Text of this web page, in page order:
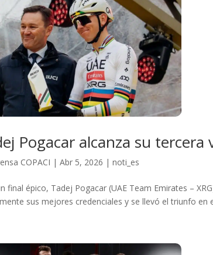
Pogacar alcanza su
COPACI |Abr 5, 2026 |noti_es
final épico, Tadej Pogacar (UAE Team Emirates –
sus mejores credenciales y se llevó el triunfo